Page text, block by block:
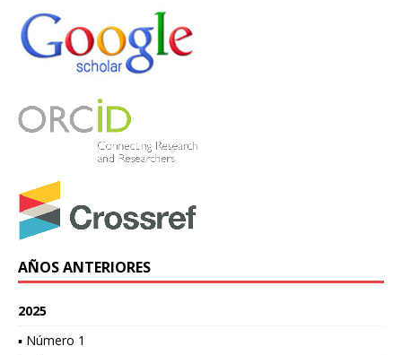
AÑOS ANTERIORES
2025
▪ Número 1